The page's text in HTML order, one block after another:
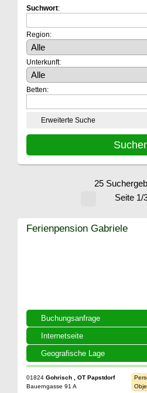
Suchwort:
Region:
Unterkunft:
Betten:
Erweiterte Suche
25
Seite 1/
Buchungsanfrage
Internetseite
Geografische Lage
Ferienpension Gabriele
01824 Gohrisch , OT Papstdorf
Bauerngasse 91 A